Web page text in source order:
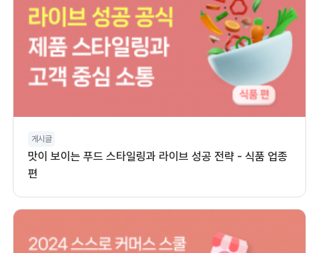
게시글
맛이 보이는 푸드 스타일링과 라이브 성공 전략 - 식품 업종
편